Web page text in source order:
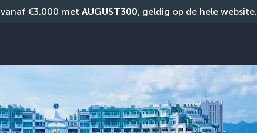
vanaf €3.000 met AUGUST300, geldig op de hele website.